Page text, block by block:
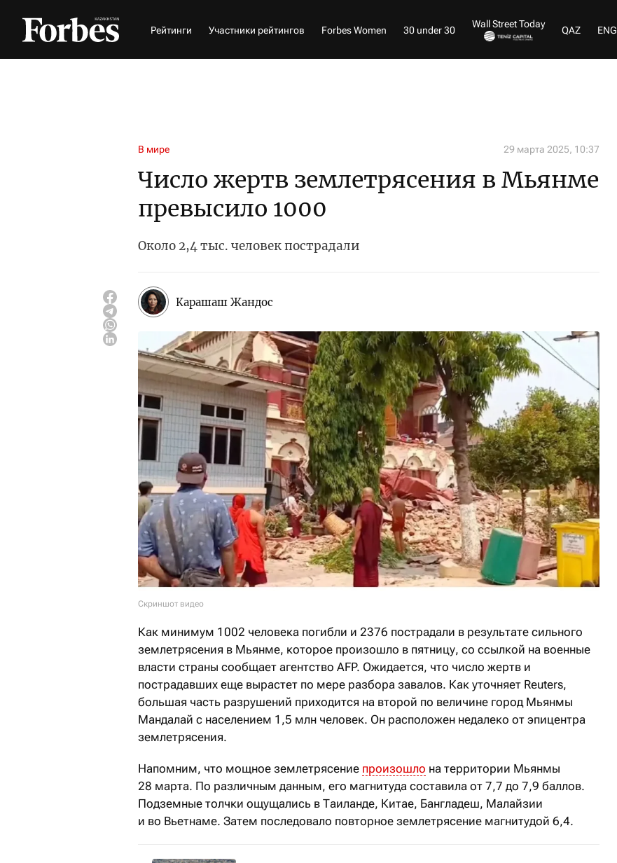
Рейтинги Участники рейтингов Forbes Women 30 under 30
Wall Street Today
QAZ ENG
В мире 29 марта 2025, 10:37
Число жертв землетрясения в Мьянме
превысило 1000
Около 2,4 тыс. человек пострадали
Карашаш Жандос
Скриншот видео
Как минимум 1002 человека погибли и 2376 пострадали в результате сильного
землетрясения в Мьянме, которое произошло в пятницу, со ссылкой на военные
власти страны сообщает агентство AFP. Ожидается, что число жертв и
пострадавших еще вырастет по мере разбора завалов. Как уточняет Reuters,
большая часть разрушений приходится на второй по величине город Мьянмы
Мандалай с населением 1,5 млн человек. Он расположен недалеко от эпицентра
землетрясения.
Напомним, что мощное землетрясение произошло на территории Мьянмы
28 марта. По различным данным, его магнитуда составила от 7,7 до 7,9 баллов.
Подземные толчки ощущались в Таиланде, Китае, Бангладеш, Малайзии
и во Вьетнаме. Затем последовало повторное землетрясение магнитудой 6,4.